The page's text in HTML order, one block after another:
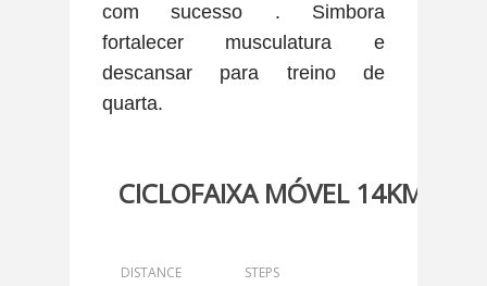
com sucesso . Simbora
fortalecer musculatura e
descansar para treino de
quarta.
CICLOFAIXA MÓVEL 14KM
DISTANCE STEPS